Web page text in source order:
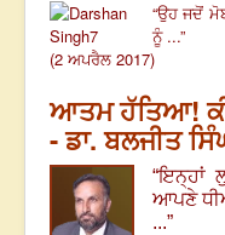
“ਉਹ ਜਦੋਂ
ਨੂੰ ...”
(2 ਅਪਰੈਲ 2017)
ਆਤਮ ਹੱਤਿਆ!
- ਡਾ. ਬਲਜੀਤ
“ਇਨ੍ਹਾਂ
ਆਪਣੇ
...”